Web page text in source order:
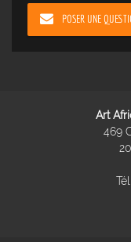
POSER UNE
Art
469